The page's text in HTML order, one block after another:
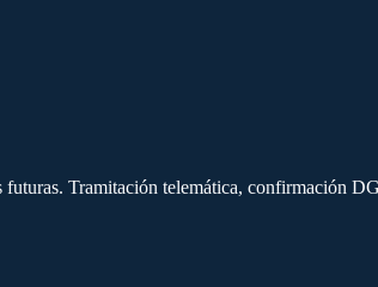
Tramitación telemática, confirmación